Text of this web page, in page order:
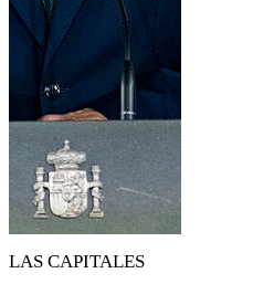
LAS CAPITALES